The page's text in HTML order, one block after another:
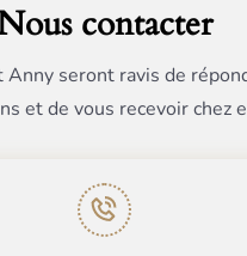
contacter
Anny seront ravis de
et de vous recevoir chez